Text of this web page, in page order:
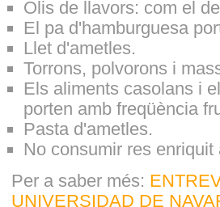
Olis de llavors: com el
El pa d'hamburguesa
Llet d'ametles.
Torrons, polvorons i
Els aliments casolans i
porten amb freqüència
Pasta d'ametles.
No consumir res enriquit
Per a saber més:
UNIVERSIDAD DE